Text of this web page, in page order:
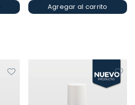
Agregar al carrito